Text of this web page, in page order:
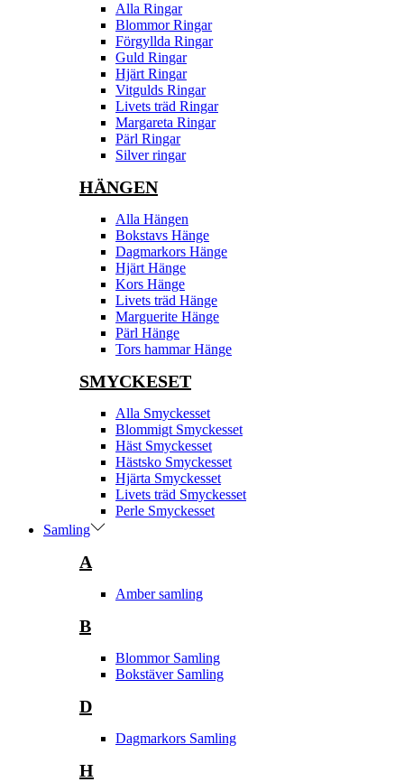
Alla Ringar
Blommor Ringar
Förgyllda Ringar
Guld Ringar
Hjärt Ringar
Vitgulds Ringar
Livets träd Ringar
Margareta Ringar
Pärl Ringar
Silver ringar
HÄNGEN
Alla Hängen
Bokstavs Hänge
Dagmarkors Hänge
Hjärt Hänge
Kors Hänge
Livets träd Hänge
Marguerite Hänge
Pärl Hänge
Tors hammar Hänge
SMYCKESET
Alla Smyckesset
Blommigt Smyckesset
Häst Smyckesset
Hästsko Smyckesset
Hjärta Smyckesset
Livets träd Smyckesset
Perle Smyckesset
Samling
A
Amber samling
B
Blommor Samling
Bokstäver Samling
D
Dagmarkors Samling
H